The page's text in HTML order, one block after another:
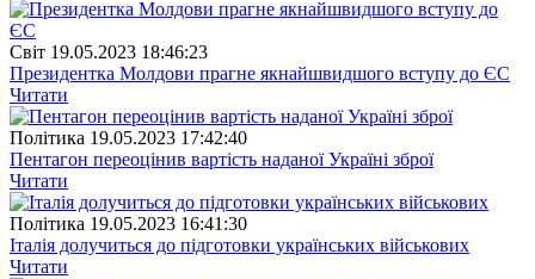
Свiт 19.05.2023 18:46:23
Президентка Молдови прагне якнайшвидшого вступу до ЄС
Читати
Полiтика 19.05.2023 17:42:40
Пентагон переоцінив вартість наданої Україні зброї
Читати
Полiтика 19.05.2023 16:41:30
Італія долучиться до підготовки українських військових
Читати